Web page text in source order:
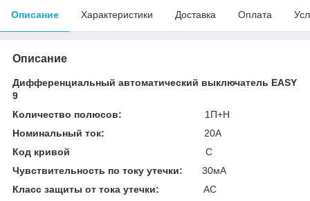
Описание Характеристики Доставка Оплата
Описание
Дифференциальный автоматический выключатель EASY
9
Количество полюсов: 1П+Н
Номинальный ток: 20А
Код кривой С
Чувствительность по току утечки: 30мА
Класс защиты от тока утечки: AC